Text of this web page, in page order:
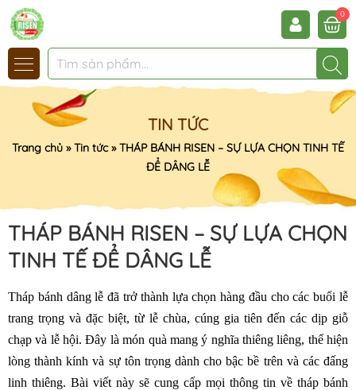
0
TIN TỨC
Trang chủ »Tin tức»THÁP BÁNH RISEN – SỰ LỰA CHỌN TINH TẾ
ĐỂ DÂNG LỄ
THÁP BÁNH RISEN – SỰ LỰA CHỌN
TINH TẾ ĐỂ DÂNG LỄ
Tháp bánh dâng lễ đã trở thành lựa chọn hàng đầu cho các buổi lễ
trang trọng và đặc biệt, từ lễ chùa, cúng gia tiên đến các dịp giỗ
chạp và lễ hội. Đây là món quà mang ý nghĩa thiêng liêng, thể hiện
lòng thành kính và sự tôn trọng dành cho bậc bề trên và các đấng
linh thiêng. Bài viết này sẽ cung cấp mọi thông tin về tháp bánh